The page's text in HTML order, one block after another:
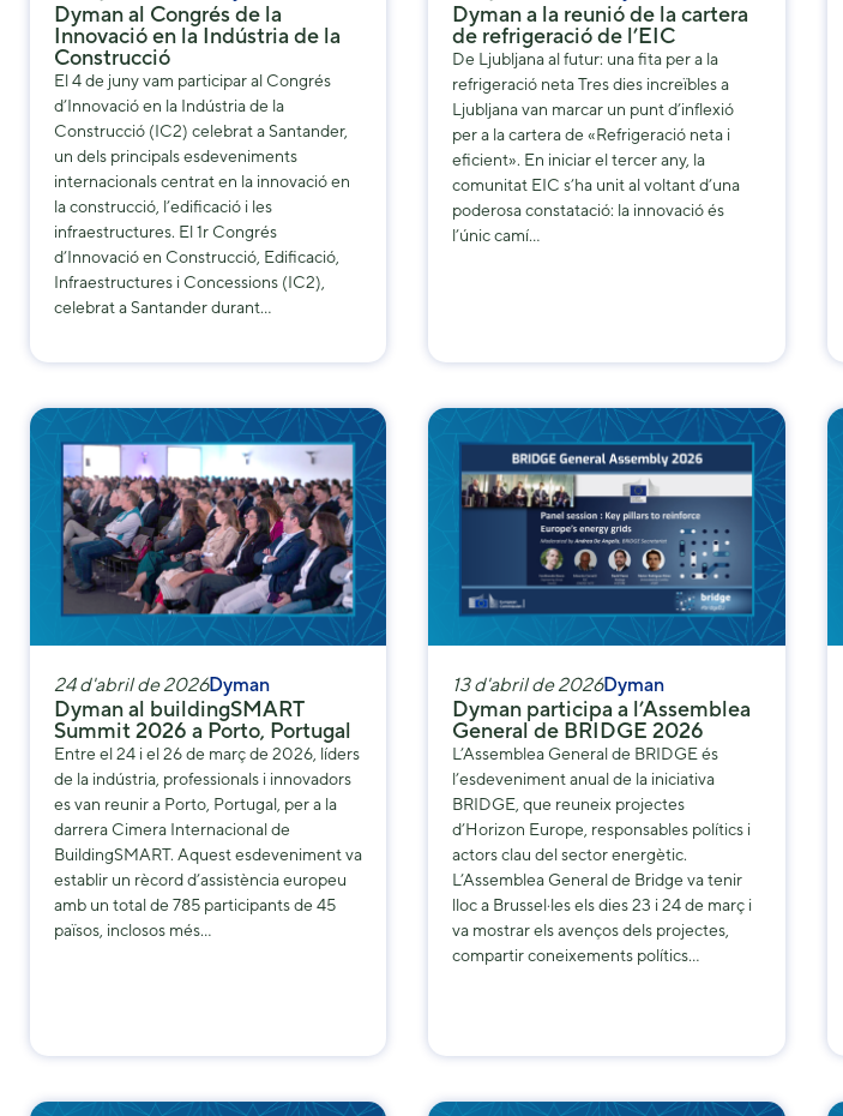
Dyman al Congrés de la
Innovació en la Indústria de la
Construcció
El 4 de juny vam participar al Congrés
d’Innovació en la Indústria de la
Construcció (IC2) celebrat a Santander,
un dels principals esdeveniments
internacionals centrat en la innovació en
la construcció, l’edificació i les
infraestructures. El 1r Congrés
d’Innovació en Construcció, Edificació,
Infraestructures i Concessions (IC2),
celebrat a Santander durant…
Dyman a la reunió de la cartera
de refrigeració de l’EIC
De Ljubljana al futur: una fita per a la
refrigeració neta Tres dies increïbles a
Ljubljana van marcar un punt d’inflexió
per a la cartera de «Refrigeració neta i
eficient». En iniciar el tercer any, la
comunitat EIC s’ha unit al voltant d’una
poderosa constatació: la innovació és
l’únic camí…
24 d'abril de 2026Dyman
Dyman al buildingSMART
Summit 2026 a Porto, Portugal
Entre el 24 i el 26 de març de 2026, líders
de la indústria, professionals i innovadors
es van reunir a Porto, Portugal, per a la
darrera Cimera Internacional de
BuildingSMART. Aquest esdeveniment va
establir un rècord d’assistència europeu
amb un total de 785 participants de 45
països, inclosos més…
13 d'abril de 2026Dyman
Dyman participa a l’Assemblea
General de BRIDGE 2026
L’Assemblea General de BRIDGE és
l’esdeveniment anual de la iniciativa
BRIDGE, que reuneix projectes
d’Horizon Europe, responsables polítics i
actors clau del sector energètic.
L’Assemblea General de Bridge va tenir
lloc a Brussel·les els dies 23 i 24 de març i
va mostrar els avenços dels projectes,
compartir coneixements polítics…